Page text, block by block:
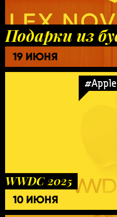
Подарки из
19 ИЮНЯ
#Apple
WWDC 2025
10 ИЮНЯ